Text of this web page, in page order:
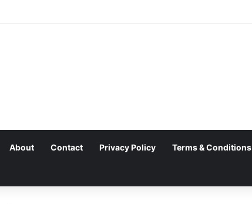
चैप्टर का बयान, कहा- ‘तथ्यों के बिना अभियान को बदनाम करना अनुचित’
About Contact Privacy Policy Terms & Conditions